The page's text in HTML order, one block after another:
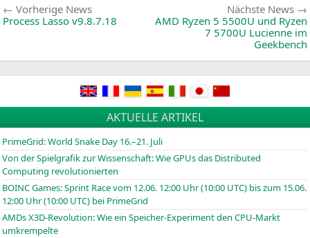
Beitragsnavigation
Vorherige NewsVorherige
News:
Process Lasso v9.8.7.18
Nächste News
AMD Ryzen 5 5500U und Ryzen
7 5700U Lucienne im
Geekbench
AKTUELLE ARTIKEL
PrimeGrid: World Snake Day 16.–21. Juli
Von der Spielgrafik zur Wissenschaft: Wie GPUs das Distributed
Computing revolutionierten
BOINCGames: Sprint Race vom 12.06. 12:00 Uhr (10:00 UTC) bis zum 15.06.
12:00 Uhr (10:00 UTC) bei PrimeGrid
AMDs X3D-Revolution: Wie ein Speicher-Experiment den CPU-Markt
umkrempelte